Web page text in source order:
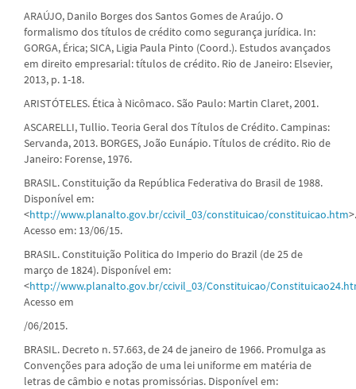
ARAÚJO, Danilo Borges dos Santos Gomes de Araújo. O
formalismo dos títulos de crédito como segurança jurídica. In:
GORGA, Érica; SICA, Ligia Paula Pinto (Coord.). Estudos avançados
em direito empresarial: títulos de crédito. Rio de Janeiro: Elsevier,
2013, p. 1-18.
ARISTÓTELES. Ética à Nicômaco. São Paulo: Martin Claret, 2001.
ASCARELLI, Tullio. Teoria Geral dos Títulos de Crédito. Campinas:
Servanda, 2013. BORGES, João Eunápio. Títulos de crédito. Rio de
Janeiro: Forense, 1976.
BRASIL. Constituição da República Federativa do Brasil de 1988.
Disponível em:
<http://www.planalto.gov.br/ccivil_03/constituicao/constituicao.htm>.
Acesso em: 13/06/15.
BRASIL. Constituição Politica do Imperio do Brazil (de 25 de
março de 1824). Disponível em:
<http://www.planalto.gov.br/ccivil_03/Constituicao/
Acesso em
/06/2015.
BRASIL. Decreto n. 57.663, de 24 de janeiro de 1966. Promulga as
Convenções para adoção de uma lei uniforme em matéria de
letras de câmbio e notas promissórias. Disponível em: